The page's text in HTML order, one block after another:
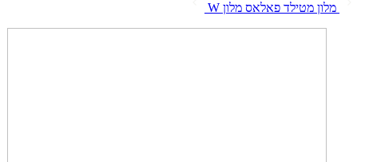
מלון מטילד פאלאס מלון W